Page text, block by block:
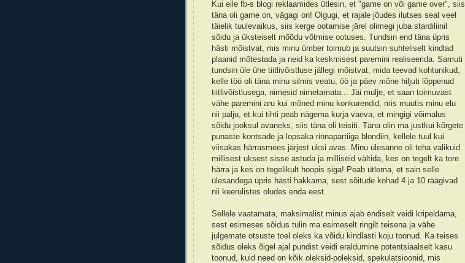
Kui eile fb-s blogi reklaamides ütlesin, et "game on või game over", siis
täna oli game on, vägagi on! Olgugi, et rajale jõudes ilutses seal veel
täielik tuulevaikus, siis kerge ootamise järel olimegi juba stardiliinil
sõidu ja üksteiselt mõõdu võtmise ootuses. Tundsin end täna üpris
hästi mõistvat, mis minu ümber toimub ja suutsin suhteliselt kindlad
plaanid mõtestada ja neid ka keskmisest paremini realiseerida. Samuti
tundsin üle ühe tiitlivõistluse jällegi mõistvat, mida teevad kohtunikud,
kelle töö oli täna minu silmis veatu, öö ja päev mõne hiljuti lõppenud
tiitlivõistlusega, nimesid nimetamata... Jäi mulje, et saan toimuvast
vähe paremini aru kui mõned minu konkurendid, mis muutis minu elu
nii palju, et kui tihti peab nägema kurja vaeva, et mingigi võimalus
sõidu jooksul avaneks, siis täna oli teisiti. Täna olin ma justkui kõrgete
punaste kontsade ja lopsaka rinnapartiiga blondiin, kellele tuul kui
viisakas härrasmees järjest uksi avas. Minu ülesanne oli teha valikuid
millisest uksest sisse astuda ja milliseid vältida, kes on tegelt ka tore
härra ja kes on tegelikult hoopis siga! Peab ütlema, et sain selle
ülesandega üpris hästi hakkama, sest sõitude kohad 4 ja 10 räägivad
nii keerulistes oludes enda eest.
Sellele vaatamata, maksimalist minus ajab endiselt veidi kripeldama,
sest esimeses sõidus tulin ma esimeselt ringilt teisena ja vähe
julgemate otsuste toel oleks ka võidu kindlasti koju toonud. Ka teises
sõidus oleks õigel ajal pundist veidi eraldumine potentsiaalselt kasu
toonud, kuid need on kõik oleksid-poleksid, spekulatsioonid, mis